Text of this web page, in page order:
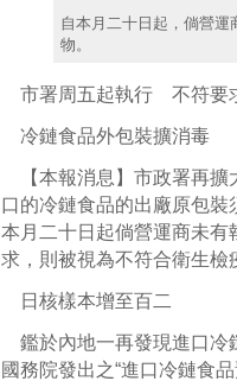
自本月二十日起，倘營
物。
市署周五起執行 不符要
冷鏈食品外包裝擴消毒
【本報消息】市政署再擴
口的冷鏈食品的出廠原包
本月二十日起倘營運商未
求，則被視為不符合衛生檢
日核樣本增至百二
鑑於內地一再發現進口冷
國務院發出之“進口冷鏈食